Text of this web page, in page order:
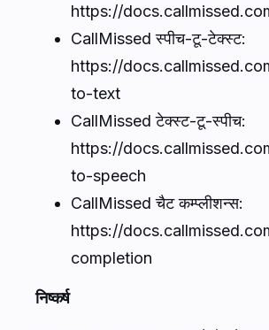
https://
CallMissed स्पीच-टू-टेक्स्ट:
https://
to-text
CallMissed टेक्स्ट-टू-स्पीच:
https://
to-speech
CallMissed चैट कम्प्लीशन्स:
https://
completion
निष्कर्ष